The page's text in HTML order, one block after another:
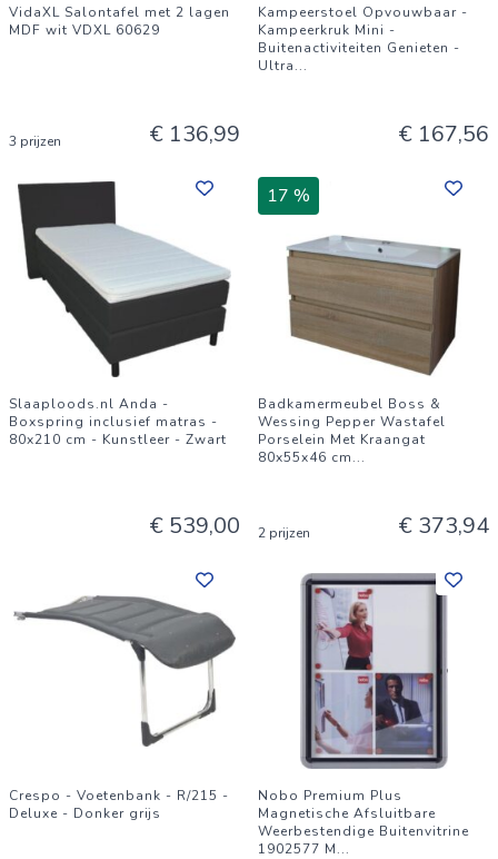
VidaXL Salontafel met 2 lagen
MDF wit VDXL 60629
3 prijzen € 136,99
Kampeerstoel Opvouwbaar -
Kampeerkruk Mini -
Buitenactiviteiten Genieten -
Ultra...
€ 167,56
Slaaploods.nl Anda -
Boxspring inclusief matras -
80x210 cm - Kunstleer - Zwart
€ 539,00
17 %
Badkamermeubel Boss &
Wessing Pepper Wastafel
Porselein Met Kraangat
80x55x46 cm...
2 prijzen € 373,94
Crespo - Voetenbank - R/215 -
Deluxe - Donker grijs
Nobo Premium Plus
Magnetische Afsluitbare
Weerbestendige Buitenvitrine
1902577 M...